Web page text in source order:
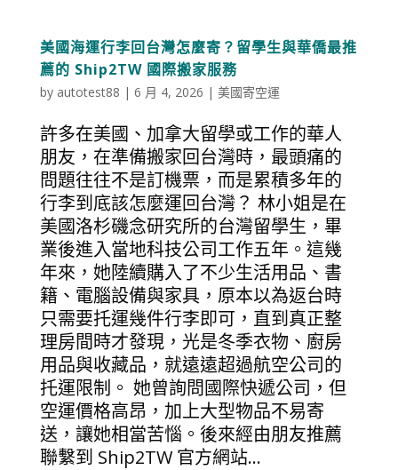
美國海運行李回台灣怎麼寄？留學生與華僑最推
薦的 Ship2TW 國際搬家服務
by autotest88 | 6 月 4, 2026 | 美國寄空運
許多在美國、加拿大留學或工作的華人
朋友，在準備搬家回台灣時，最頭痛的
問題往往不是訂機票，而是累積多年的
行李到底該怎麼運回台灣？ 林小姐是在
美國洛杉磯念研究所的台灣留學生，畢
業後進入當地科技公司工作五年。這幾
年來，她陸續購入了不少生活用品、書
籍、電腦設備與家具，原本以為返台時
只需要托運幾件行李即可，直到真正整
理房間時才發現，光是冬季衣物、廚房
用品與收藏品，就遠遠超過航空公司的
托運限制。 她曾詢問國際快遞公司，但
空運價格高昂，加上大型物品不易寄
送，讓她相當苦惱。後來經由朋友推薦
聯繫到 Ship2TW 官方網站...